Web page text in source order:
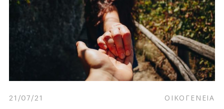
21/07/21 ΟΙΚΟΓΕΝΕΙΑ